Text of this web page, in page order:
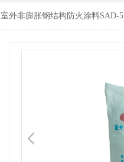
室外非膨胀钢结构防火涂料SAD-5